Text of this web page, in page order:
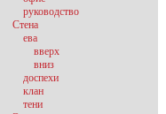
руководство
Стена
ева
вверх
вниз
доспехи
клан
тени